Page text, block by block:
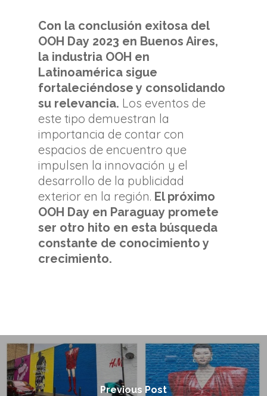
Con la conclusión exitosa del
OOH Day 2023 en Buenos Aires,
la industria OOH en
Latinoamérica sigue
fortaleciéndose y consolidando
su relevancia. Los eventos de
este tipo demuestran la
importancia de contar con
espacios de encuentro que
impulsen la innovación y el
desarrollo de la publicidad
exterior en la región. El próximo
OOH Day en Paraguay promete
ser otro hito en esta búsqueda
constante de conocimiento y
crecimiento.
Previous Post